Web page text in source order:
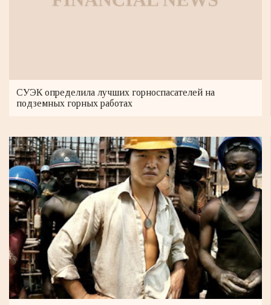
СУЭК определила лучших горноспасателей на
подземных горных работах